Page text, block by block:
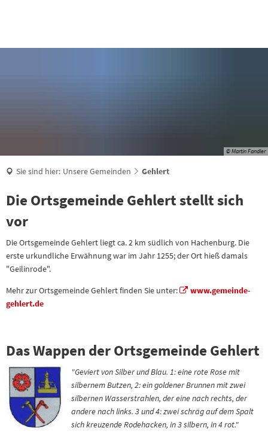
© Martin Fandler
Sie sind hier: Unsere Gemeinden Gehlert
Die Ortsgemeinde Gehlert stellt sich
vor
Die Ortsgemeinde Gehlert liegt ca. 2 km südlich von Hachenburg. Die
erste urkundliche Erwähnung war im Jahr 1255; der Ort hieß damals
"Geilinrode".
Mehr zur Ortsgemeinde Gehlert finden Sie unter:
www.gemeinde-
gehlert.de
Das Wappen der Ortsgemeinde Gehlert
"Geviert von Silber und Blau. 1: eine rote Rose mit
silbernem Butzen, 2: ein goldener Brunnen mit zwei
silbernen Wasserstrahlen, der eine nach rechts, der
andere nach links. 3 und 4: zwei schräg auf dem Spalt
sich kreuzende Rodehacken, in 3 silbern, in 4 rot."